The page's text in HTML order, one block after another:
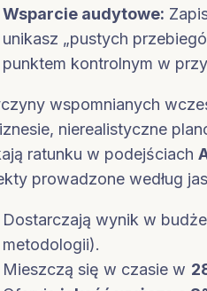
Wsparcie audytowe:
unikasz „pustych
punktem kontrolnym w
wspomnianych
nierealistyczne
ratunku w podejściach
prowadzone według
Dostarczają wynik w
metodologii).
Mieszczą się w czasie w